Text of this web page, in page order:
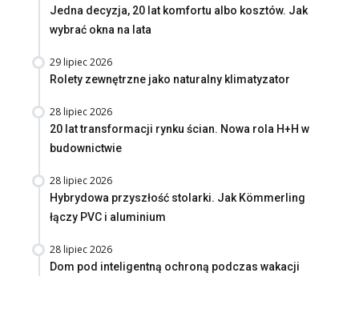
Jedna decyzja, 20 lat komfortu albo kosztów. Jak
wybrać okna na lata
29 lipiec 2026
Rolety zewnętrzne jako naturalny klimatyzator
28 lipiec 2026
20 lat transformacji rynku ścian. Nowa rola H+H w
budownictwie
28 lipiec 2026
Hybrydowa przyszłość stolarki. Jak Kömmerling
łączy PVC i aluminium
28 lipiec 2026
Dom pod inteligentną ochroną podczas wakacji